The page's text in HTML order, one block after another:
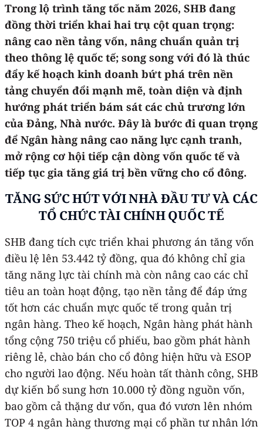
Trong lộ trình tăng tốc năm 2026, SHB đang
đồng thời triển khai hai trụ cột quan trọng:
nâng cao nền tảng vốn, nâng chuẩn quản trị
theo thông lệ quốc tế; song song với đó là thúc
đẩy kế hoạch kinh doanh bứt phá trên nền
tảng chuyển đổi mạnh mẽ, toàn diện và định
hướng phát triển bám sát các chủ trương lớn
của Đảng, Nhà nước. Đây là bước đi quan trọng
để Ngân hàng nâng cao năng lực cạnh tranh,
mở rộng cơ hội tiếp cận dòng vốn quốc tế và
tiếp tục gia tăng giá trị bền vững cho cổ đông.
TĂNG SỨC HÚT VỚI NHÀ ĐẦU TƯ VÀ CÁC
TỔ CHỨC TÀI CHÍNH QUỐC TẾ
SHB đang tích cực triển khai phương án tăng vốn
điều lệ lên 53.442 tỷ đồng, qua đó không chỉ gia
tăng năng lực tài chính mà còn nâng cao các chỉ
tiêu an toàn hoạt động, tạo nền tảng để đáp ứng
tốt hơn các chuẩn mực quốc tế trong quản trị
ngân hàng. Theo kế hoạch, Ngân hàng phát hành
tổng cộng 750 triệu cổ phiếu, bao gồm phát hành
riêng lẻ, chào bán cho cổ đông hiện hữu và ESOP
cho người lao động. Nếu hoàn tất thành công, SHB
dự kiến bổ sung hơn 10.000 tỷ đồng nguồn vốn,
bao gồm cả thặng dư vốn, qua đó vươn lên nhóm
TOP 4 ngân hàng thương mại cổ phần tư nhân lớn